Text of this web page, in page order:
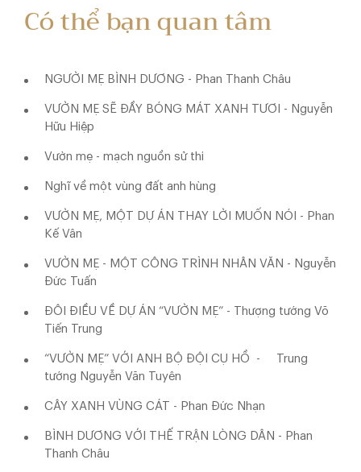
Có thể bạn quan tâm
NGƯỜI MẸ BÌNH DƯƠNG - Phan Thanh Châu
VƯỜN MẸ SẼ ĐẦY BÓNG MÁT XANH TƯƠI - Nguyễn
Hữu Hiệp
Vườn mẹ - mạch nguồn sử thi
Nghĩ về một vùng đất anh hùng
VƯỜN MẸ, MỘT DỰ ÁN THAY LỜI MUỐN NÓI - Phan
Kế Vân
VƯỜN MẸ - MỘT CÔNG TRÌNH NHÂN VĂN - Nguyễn
Đức Tuấn
ĐÔI ĐIỀU VỀ DỰ ÁN “VƯỜN MẸ” - Thượng tướng Võ
Tiến Trung
“VƯỜN MẸ” VỚI ANH BỘ ĐỘI CỤ HỒ - Trung
tướng Nguyễn Văn Tuyên
CÂY XANH VÙNG CÁT - Phan Đức Nhạn
BÌNH DƯƠNG VỚI THẾ TRẬN LÒNG DÂN - Phan
Thanh Châu